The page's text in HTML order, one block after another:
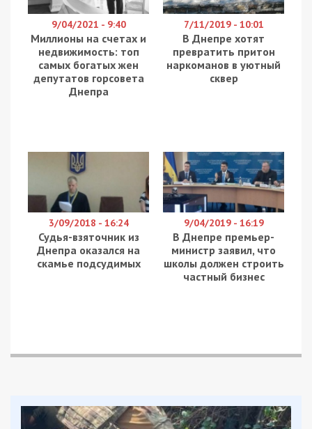
9/04/2021 - 9:40
Миллионы на счетах и
недвижимость: топ
самых богатых жен
депутатов горсовета
Днепра
7/11/2019 - 10:01
В Днепре хотят
превратить притон
наркоманов в уютный
сквер
3/09/2018 - 16:24
Судья-взяточник из
Днепра оказался на
скамье подсудимых
9/04/2019 - 16:19
В Днепре премьер-
министр заявил, что
школы должен строить
частный бизнес